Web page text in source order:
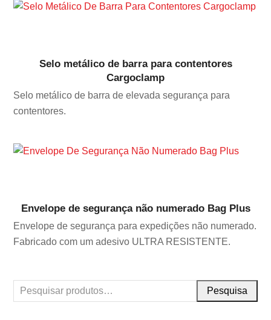
Selo metálico de barra para contentores
Cargoclamp
Selo metálico de barra de elevada segurança para
contentores.
Envelope de segurança não numerado Bag Plus
Envelope de segurança para expedições não numerado.
Fabricado com um adesivo ULTRA RESISTENTE.
Pesquisa